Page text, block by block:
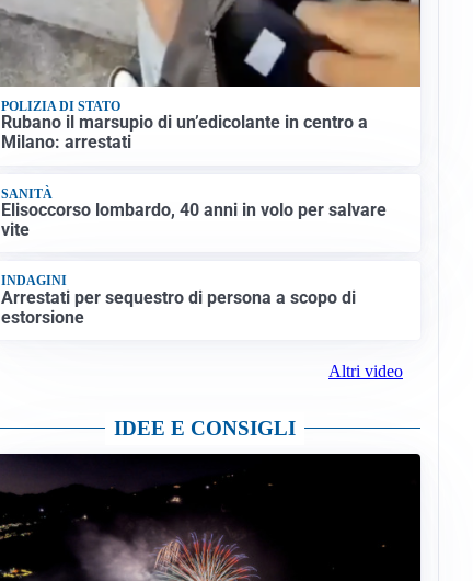
POLIZIA DI STATO
Rubano il marsupio di un’edicolante in centro a
Milano: arrestati
SANITÀ
Elisoccorso lombardo, 40 anni in volo per salvare
vite
INDAGINI
Arrestati per sequestro di persona a scopo di
estorsione
Altri video
IDEE E CONSIGLI